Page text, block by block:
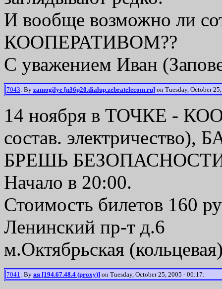
И вообще возможно ли
КООПЕРАТИВОМ??
С уважением Иван
7043: By zamogilye [n36p20.dialup.zebratelecom.ru] on Tuesday, October
14 ноября в ТОЧКЕ -
состав.
БРЕШЬ
Начало в 20:00.
Стоимость билетов 160
Ленинский пр-т д.6
м.Октябрьская
7041: By яя [194.67.48.4 (proxy)] on Tuesday, October 25, 2005 - 06:17: